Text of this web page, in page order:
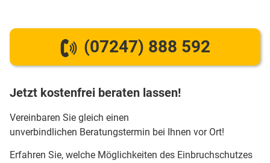
(07247) 888 592
Jetzt kostenfrei beraten lassen!
Vereinbaren Sie gleich einen
unverbindlichen Beratungstermin bei Ihnen vor Ort!
Erfahren Sie, welche Möglichkeiten des Einbruchschutzes